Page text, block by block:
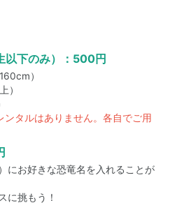
以下のみ）：500円
）
）
タルはありません。各自でご用
にお好きな恐竜名を入れることが
に挑もう！